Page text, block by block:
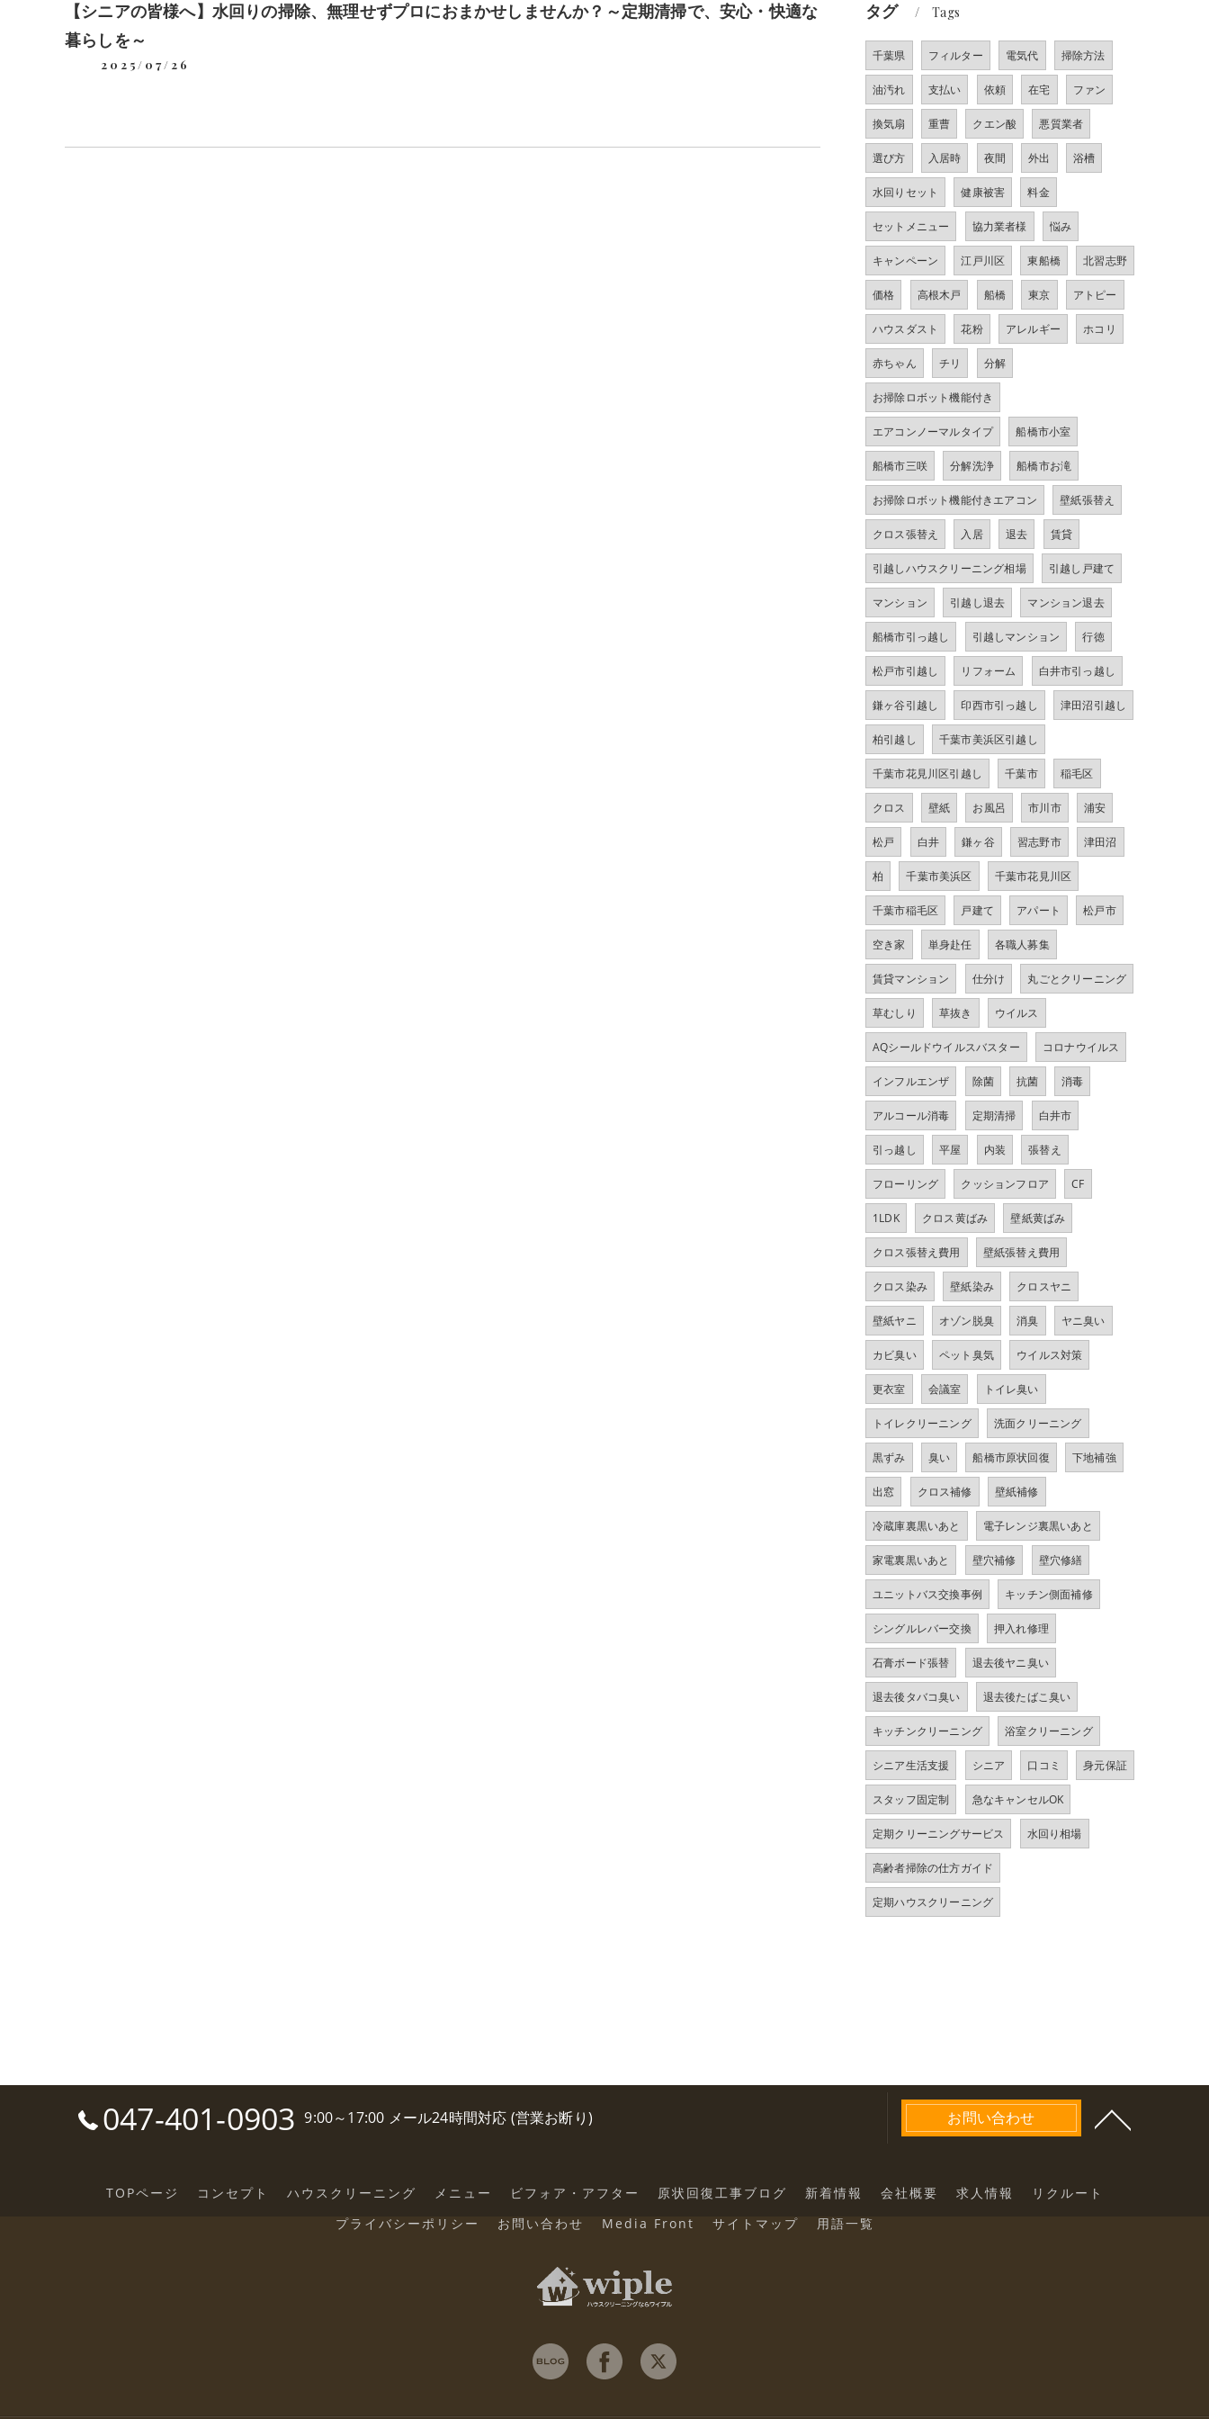
【シニアの皆様へ】水回りの掃除、無理せずプロにおまかせしませんか？～定期清掃で、安心・快適な
暮らしを～
2025/07/26
タグ Tags
千葉県 フィルター 電気代 掃除方法
油汚れ 支払い 依頼 在宅 ファン
換気扇 重曹 クエン酸 悪質業者
選び方 入居時 夜間 外出 浴槽
水回りセット 健康被害 料金
セットメニュー 協力業者様 悩み
キャンペーン 江戸川区 東船橋 北習志野
価格 高根木戸 船橋 東京 アトピー
ハウスダスト 花粉 アレルギー ホコリ
赤ちゃん チリ 分解
お掃除ロボット機能付き
エアコンノーマルタイプ 船橋市小室
船橋市三咲 分解洗浄 船橋市お滝
お掃除ロボット機能付きエアコン 壁紙張替え
クロス張替え 入居 退去 賃貸
引越しハウスクリーニング相場 引越し戸建て
マンション 引越し退去 マンション退去
船橋市引っ越し 引越しマンション 行徳
松戸市引越し リフォーム 白井市引っ越し
鎌ヶ谷引越し 印西市引っ越し 津田沼引越し
柏引越し 千葉市美浜区引越し
千葉市花見川区引越し 千葉市 稲毛区
クロス 壁紙 お風呂 市川市 浦安
松戸 白井 鎌ヶ谷 習志野市 津田沼
柏 千葉市美浜区 千葉市花見川区
千葉市稲毛区 戸建て アパート 松戸市
空き家 単身赴任 各職人募集
賃貸マンション 仕分け 丸ごとクリーニング
草むしり 草抜き ウイルス
AQシールドウイルスバスター コロナウイルス
インフルエンザ 除菌 抗菌 消毒
アルコール消毒 定期清掃 白井市
引っ越し 平屋 内装 張替え
フローリング クッションフロア CF
1LDK クロス黄ばみ 壁紙黄ばみ
クロス張替え費用 壁紙張替え費用
クロス染み 壁紙染み クロスヤニ
壁紙ヤニ オゾン脱臭 消臭 ヤニ臭い
カビ臭い ペット臭気 ウイルス対策
更衣室 会議室 トイレ臭い
トイレクリーニング 洗面クリーニング
黒ずみ 臭い 船橋市原状回復 下地補強
出窓 クロス補修 壁紙補修
冷蔵庫裏黒いあと 電子レンジ裏黒いあと
家電裏黒いあと 壁穴補修 壁穴修繕
ユニットバス交換事例 キッチン側面補修
シングルレバー交換 押入れ修理
石膏ボード張替 退去後ヤニ臭い
退去後タバコ臭い 退去後たばこ臭い
キッチンクリーニング 浴室クリーニング
シニア生活支援 シニア 口コミ 身元保証
スタッフ固定制 急なキャンセルOK
定期クリーニングサービス 水回り相場
高齢者掃除の仕方ガイド
定期ハウスクリーニング
047-401-0903 9:00～17:00 メール24時間対応 (営業お断り) お問い合わせ
TOPページ コンセプト ハウスクリーニング メニュー ビフォア・アフター 原状回復工事ブログ 新着情報 会社概要 求人情報
リクルート
プライバシーポリシー
お問い合わせ Media Front サイトマップ 用語一覧